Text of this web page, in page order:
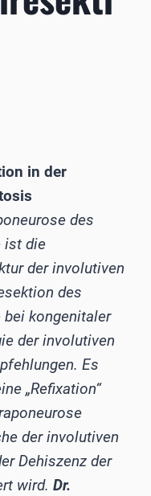
in der
des
ist die
der involutiven
des
kongenitaler
der involutiven
Es
„Refixation“
der involutiven
Dehiszenz der
wird. Dr.